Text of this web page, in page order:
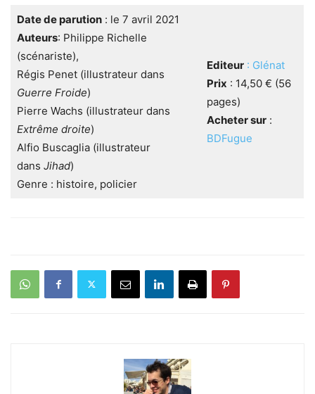
Date de parution: le 7 avril 2021
Auteurs: Philippe Richelle
(scénariste),
Régis Penet (illustrateur dans
Guerre Froide)
Pierre Wachs (illustrateur dans
Extrême droite)
Alfio Buscaglia (illustrateur
dans Jihad)
Genre : histoire, policier
Editeur : Glénat
Prix : 14,50 € (56
pages)
Acheter sur:
BDFugue